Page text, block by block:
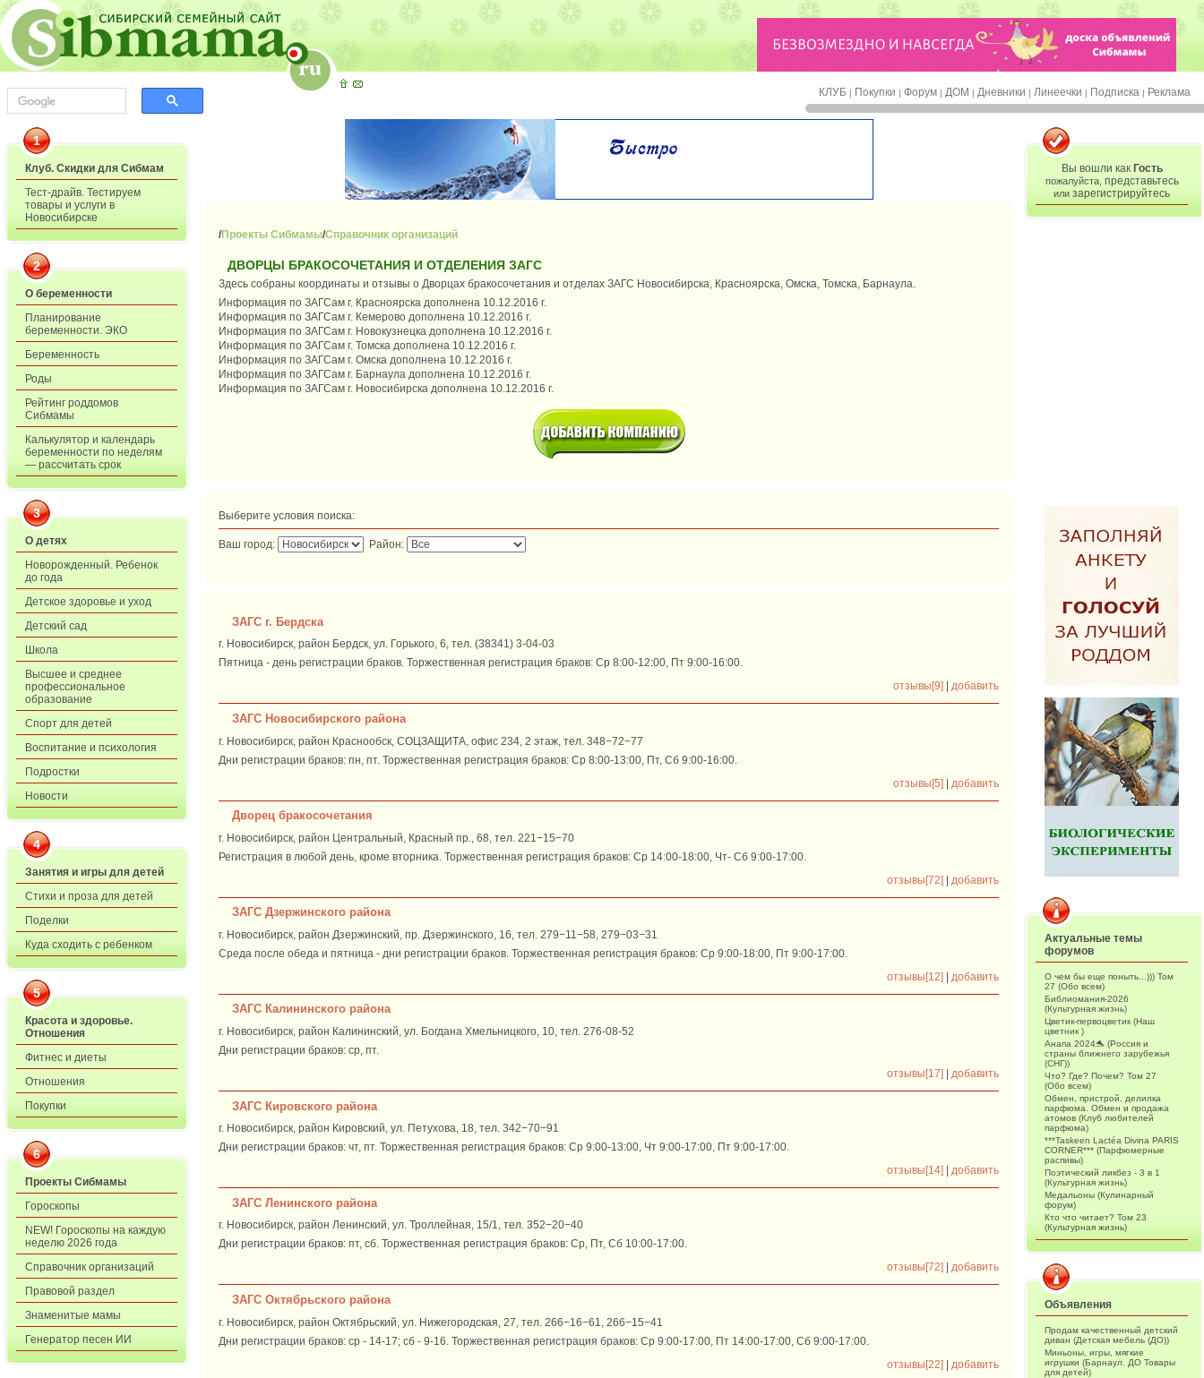
КЛУБ | Покупки | Форум | ДОМ | Дневники | Линеечки | Подписка | Реклама
1
Клуб. Скидки для Сибмам
Тест-драйв. Тестируем
товары и услуги в
Новосибирске
2
О беременности
Планирование
беременности. ЭКО
Беременность
Роды
Рейтинг роддомов
Сибмамы
Калькулятор и календарь
беременности по неделям
— рассчитать срок
3
О детях
Новорожденный. Ребенок
до года
Детское здоровье и уход
Детский сад
Школа
Высшее и среднее
профессиональное
образование
Спорт для детей
Воспитание и психология
Подростки
Новости
4
Занятия и игры для детей
Стихи и проза для детей
Поделки
Куда сходить с ребенком
5
Красота и здоровье.
Отношения
Фитнес и диеты
Отношения
Покупки
6
Проекты Сибмамы
Гороскопы
NEW! Гороскопы на каждую
неделю 2026 года
Справочник организаций
Правовой раздел
Знаменитые мамы
Генератор песен ИИ
/Проекты Сибмамы/Справочник организаций
ДВОРЦЫ БРАКОСОЧЕТАНИЯ И ОТДЕЛЕНИЯ ЗАГС
Здесь собраны координаты и отзывы о Дворцах бракосочетания и отделах ЗАГС Новосибирска, Красноярска, Омска, Томска, Барнаула.
Информация по ЗАГСам г. Красноярска дополнена 10.12.2016 г.
Информация по ЗАГСам г. Кемерово дополнена 10.12.2016 г.
Информация по ЗАГСам г. Новокузнецка дополнена 10.12.2016 г.
Информация по ЗАГСам г. Томска дополнена 10.12.2016 г.
Информация по ЗАГСам г. Омска дополнена 10.12.2016 г.
Информация по ЗАГСам г. Барнаула дополнена 10.12.2016 г.
Информация по ЗАГСам г. Новосибирска дополнена 10.12.2016 г.
Выберите условия поиска:
Ваш город: Район:
ЗАГС г. Бердска
г. Новосибирск, район Бердск, ул. Горького, 6, тел. (38341) 3-04-03
Пятница - день регистрации браков. Торжественная регистрация браков: Ср 8:00-12:00, Пт 9:00-16:00.
отзывы[9]
добавить
ЗАГС Новосибирского района
г. Новосибирск, район Краснообск, СОЦЗАЩИТА, офис 234, 2 этаж, тел. 348−72−77
Дни регистрации браков: пн, пт. Торжественная регистрация браков: Ср 8:00-13:00, Пт, Сб 9:00-16:00.
отзывы[5] | добавить
Дворец бракосочетания
г. Новосибирск, район Центральный, Красный пр., 68, тел. 221−15−70
Регистрация в любой день, кроме вторника. Торжественная регистрация браков: Ср 14:00-18:00, Чт- Сб 9:00-17:00.
отзывы[72] | добавить
ЗАГС Дзержинского района
г. Новосибирск, район Дзержинский, пр. Дзержинского, 16, тел. 279−11−58, 279−03−31
Среда после обеда и пятница - дни регистрации браков. Торжественная регистрация браков: Ср 9:00-18:00, Пт 9:00-17:00.
отзывы[12] | добавить
ЗАГС Калининского района
г. Новосибирск, район Калининский, ул. Богдана Хмельницкого, 10, тел. 276-08-52
Дни регистрации браков: ср, пт.
отзывы[17]
добавить
ЗАГС Кировского района
г. Новосибирск, район Кировский, ул. Петухова, 18, тел. 342−70−91
Дни регистрации браков: чт, пт. Торжественная регистрация браков: Ср 9:00-13:00, Чт 9:00-17:00, Пт 9:00-17:00.
отзывы[14]
добавить
ЗАГС Ленинского района
г. Новосибирск, район Ленинский, ул. Троллейная, 15/1, тел. 352−20−40
Дни регистрации браков: пт, сб. Торжественная регистрация браков: Ср, Пт, Сб 10:00-17:00.
отзывы[72]
добавить
ЗАГС Октябрьского района
г. Новосибирск, район Октябрьский, ул. Нижегородская, 27, тел. 266−16−61, 266−15−41
Дни регистрации браков: ср - 14-17; сб - 9-16. Торжественная регистрация браков: Ср 9:00-17:00, Пт 14:00-17:00, Сб 9:00-17:00.
отзывы[22] | добавить
Вы вошли как Гость
пожалуйста, представьтесь
или зарегистрируйтесь
Актуальные темы
форумов
О чем бы еще поныть...))) Том
27 (Обо всем)
Библиомания-2026
(Культурная жизнь)
Цветик-первоцветик (Наш
цветник )
Анапа 2024🐬 (Россия и
страны ближнего зарубежья
(СНГ))
Что? Где? Почем? Том 27
(Обо всем)
Обмен, пристрой, делилка
парфюма. Обмен и продажа
атомов (Клуб любителей
парфюма)
***Taskeen Lactéa Divina PARIS
CORNER*** (Парфюмерные
распивы)
Поэтический ликбез - 3 в 1
(Культурная жизнь)
Медальоны (Кулинарный
форум)
Кто что читает? Том 23
(Культурная жизнь)
Объявления
Продам качественный детский
диван (Детская мебель (ДО))
Миньоны, игры, мягкие
игрушки (Барнаул. ДО Товары
для детей)